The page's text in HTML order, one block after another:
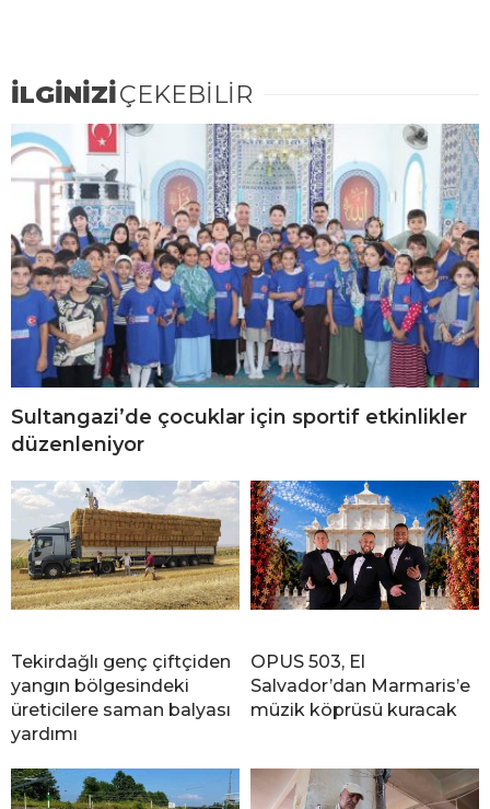
İLGİNİZİÇEKEBİLİR
Sultangazi’de çocuklar için sportif etkinlikler
düzenleniyor
Tekirdağlı genç çiftçiden
yangın bölgesindeki
üreticilere saman balyası
yardımı
OPUS 503, El
Salvador’dan Marmaris’e
müzik köprüsü kuracak